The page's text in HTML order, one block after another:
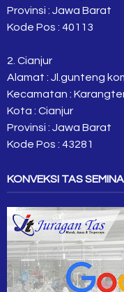
Provinsi : Jawa Barat
Kode Pos : 40113
2. Cianjur
Alamat : Jl.gunteng
Kecamatan :
Kota : Cianjur
Provinsi : Jawa Barat
Kode Pos : 43281
KONVEKSI TAS